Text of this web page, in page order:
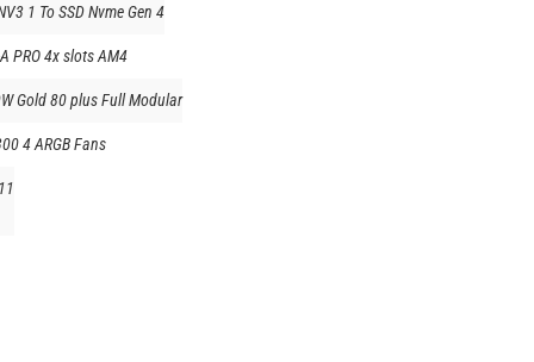
1 To SSD Nvme Gen 4
PRO 4x slots AM4
Gold 80 plus Full Modular
4 ARGB Fans